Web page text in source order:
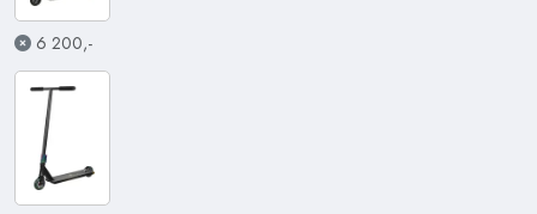
6 200,-